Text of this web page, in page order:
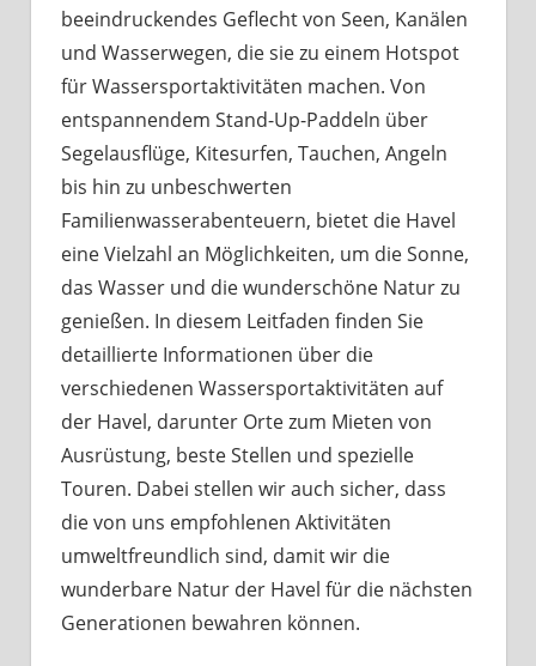
Aktivitäten
der
Havel
beeindruckendes Geflecht von Seen, Kanälen
und Wasserwegen, die sie zu einem Hotspot
für Wassersportaktivitäten machen. Von
entspannendem Stand-Up-Paddeln über
Segelausflüge, Kitesurfen, Tauchen, Angeln
bis hin zu unbeschwerten
Familienwasserabenteuern, bietet die Havel
eine Vielzahl an Möglichkeiten, um die Sonne,
das Wasser und die wunderschöne Natur zu
genießen. In diesem Leitfaden finden Sie
detaillierte Informationen über die
verschiedenen Wassersportaktivitäten auf
der Havel, darunter Orte zum Mieten von
Ausrüstung, beste Stellen und spezielle
Touren. Dabei stellen wir auch sicher, dass
die von uns empfohlenen Aktivitäten
umweltfreundlich sind, damit wir die
wunderbare Natur der Havel für die nächsten
Generationen bewahren können.